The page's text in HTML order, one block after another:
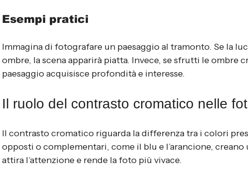
Esempi pratici
Immagina di fotografare un paesaggio al tramonto. Se la
ombre, la scena apparirà piatta. Invece, se sfrutti le ombre
paesaggio acquisisce profondità e interesse.
Il ruolo del contrasto cromatico nelle
Il contrasto cromatico riguarda la differenza tra i colori
opposti o complementari, come il blu e l’arancione,
attira l’attenzione e rende la foto più vivace.